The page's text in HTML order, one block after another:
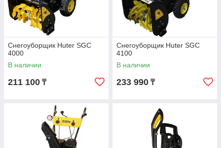
Снегоуборщик Huter SGC
4000
В наличии
211 100 ₸
Снегоуборщик Huter SGC
4100
В наличии
233 990 ₸